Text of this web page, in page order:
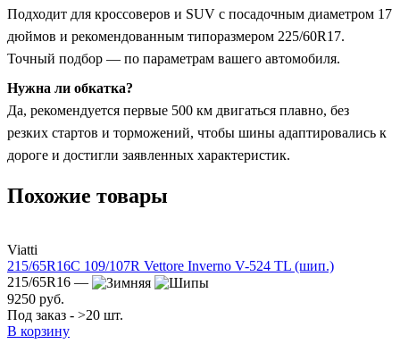
Подходит для кроссоверов и SUV с посадочным диаметром 17
дюймов и рекомендованным типоразмером 225/60R17.
Точный подбор — по параметрам вашего автомобиля.
Нужна ли обкатка?
Да, рекомендуется первые 500 км двигаться плавно, без
резких стартов и торможений, чтобы шины адаптировались к
дороге и достигли заявленных характеристик.
Похожие товары
Viatti
215/65R16C 109/107R Vettore Inverno V-524 TL (шип.)
215/65R16 —
9250 руб.
Под заказ - >20 шт.
В корзину